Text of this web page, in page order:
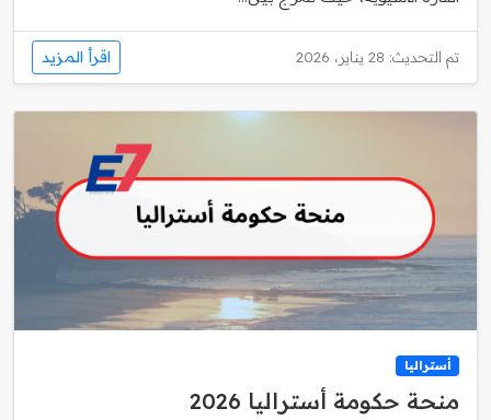
تم التحديث: 28 يناير، 2026 اقرأ المزيد
أستراليا
منحة حكومة أستراليا 2026